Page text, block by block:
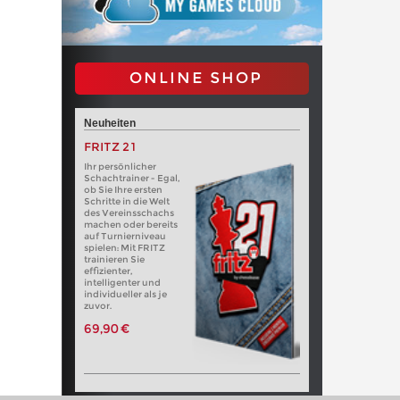
ONLINE SHOP
Neuheiten
FRITZ 21
Ihr persönlicher
Schachtrainer - Egal,
ob Sie Ihre ersten
Schritte in die Welt
des Vereinsschachs
machen oder bereits
auf Turnierniveau
spielen: Mit FRITZ
trainieren Sie
effizienter,
intelligenter und
individueller als je
zuvor.
69,90 €